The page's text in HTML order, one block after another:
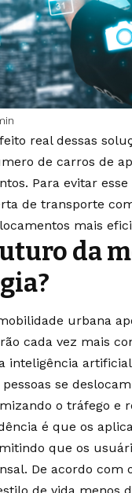
real dessas
de carros de
Para evitar
de transporte
mais
da
urbana
cada vez mais
inteligência
se
o tráfego e
é que os
que os
De acordo com